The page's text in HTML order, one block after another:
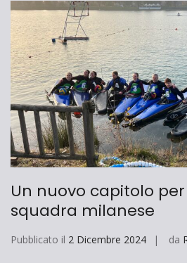
Un nuovo capitolo
squadra milanese
Pubblicato il 2 Dicembre 2024 da